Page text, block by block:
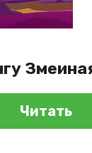
Читать